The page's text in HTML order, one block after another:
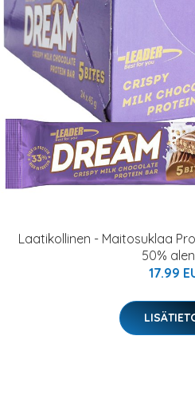
Laatikollinen - Maitosuklaa
50%
17.99